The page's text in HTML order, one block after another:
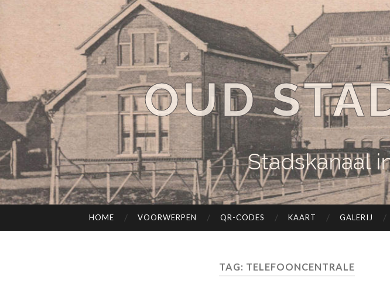
OUD
Stadskanaal
HOME VOORWERPEN QR-CODES KAART GALERIJ
TAG: TELEFOONCENTRALE